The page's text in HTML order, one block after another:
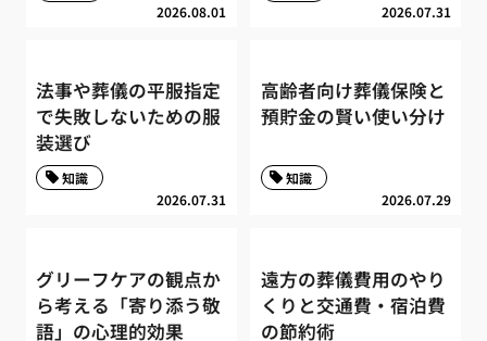
2026.08.01 2026.07.31
法事や葬儀の平服指定
で失敗しないための服
装選び
2026.07.31
知識
高齢者向け葬儀保険と
預貯金の賢い使い分け
2026.07.29
知識
グリーフケアの観点か
ら考える「寄り添う敬
語」の心理的効果
遠方の葬儀費用のやり
くりと交通費・宿泊費
の節約術